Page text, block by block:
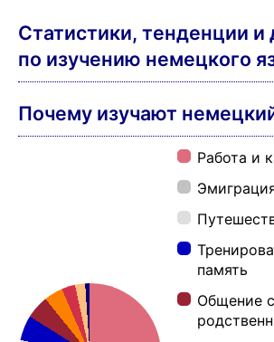
Мобильные устройства (iOS,
ПК (Windows, Mac, Linux)
Сколько времени
изучают немецкий